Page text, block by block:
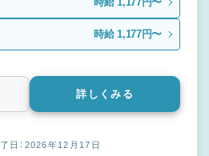
時給 1,177円〜
詳しくみる
日：2026年12月17日